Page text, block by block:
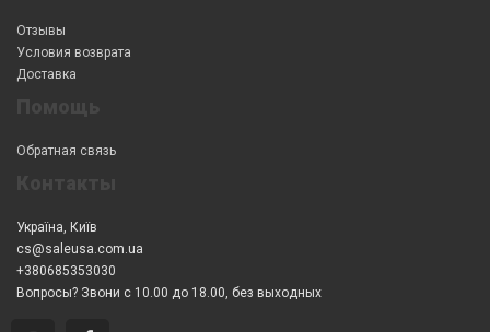
Отзывы
Условия возврата
Доставка
Обратная связь
Україна, Київ
cs@saleusa.com.ua
+380685353030
Вопросы? Звони с 10.00 до 18.00, без выходных